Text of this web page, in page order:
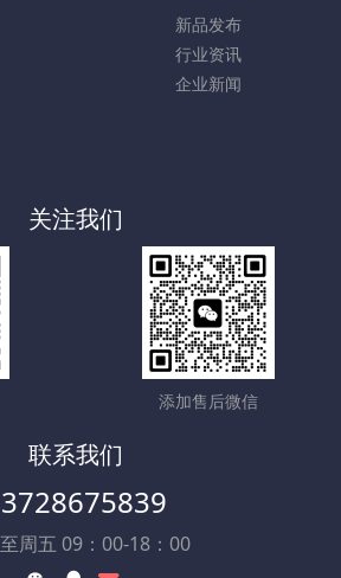
新品发布
行业资讯
企业新闻
关注我们
添加售后微信
联系我们
周五 09：00-18：00